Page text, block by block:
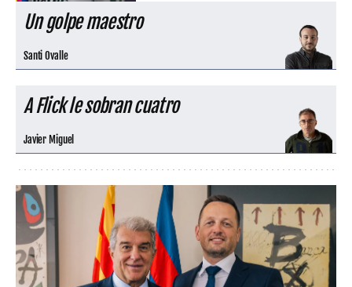
Un golpe maestro
Santi Ovalle
A Flick le sobran cuatro
Javier Miguel